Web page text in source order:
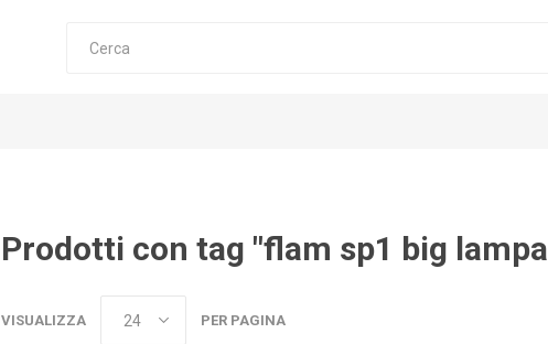
Prodotti con tag "flam sp1 big
VISUALIZZA PER PAGINA